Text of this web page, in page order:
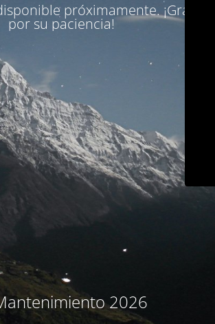
próximamente. ¡Gracias
por su paciencia!
2026